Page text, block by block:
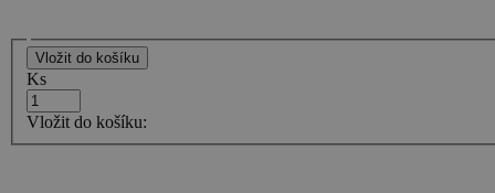
Ks
Vložit do košíku: